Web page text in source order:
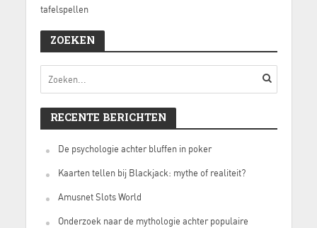
tafelspellen
ZOEKEN
RECENTE BERICHTEN
De psychologie achter bluffen in poker
Kaarten tellen bij Blackjack: mythe of realiteit?
Amusnet Slots World
Onderzoek naar de mythologie achter populaire